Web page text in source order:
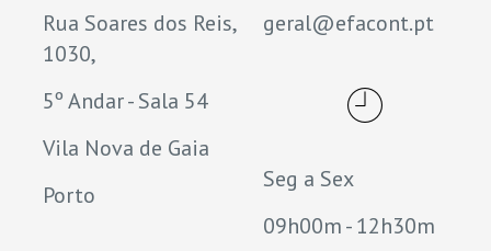
Rua Soares dos Reis,
1030,
5º Andar - Sala 54
Vila Nova de Gaia
Porto
geral@efacont.pt
Seg a Sex
09h00m - 12h30m